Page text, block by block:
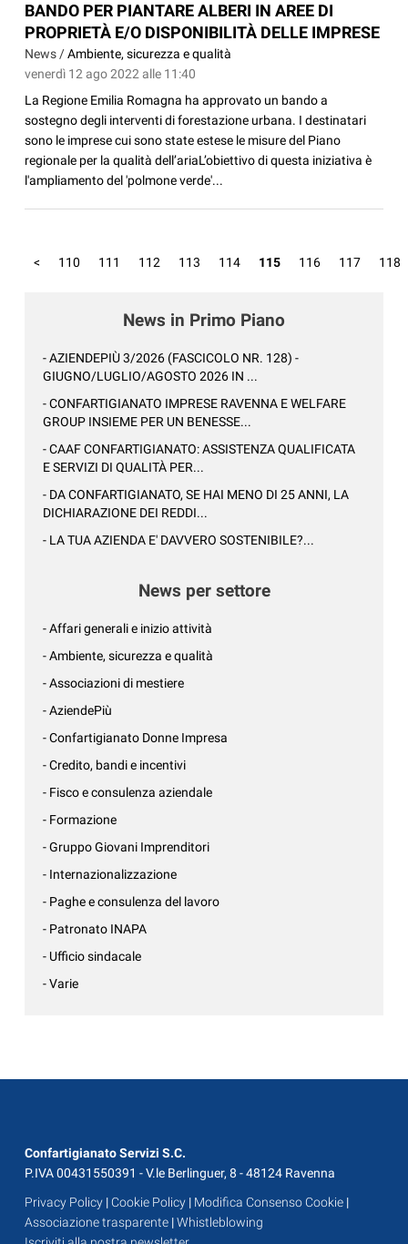
BANDO PER PIANTARE ALBERI IN AREE DI
PROPRIETÀ E/O DISPONIBILITÀ DELLE IMPRESE
News /Ambiente, sicurezza e qualità
venerdì 12 ago 2022 alle 11:40
La Regione Emilia Romagna ha approvato un bando a
sostegno degli interventi di forestazione urbana. I destinatari
sono le imprese cui sono state estese le misure del Piano
regionale per la qualità dell’ariaL’obiettivo di questa iniziativa è
l'ampliamento del 'polmone verde'...
< 110 111 112 113 114 115 116 117 118
News in Primo Piano
- AZIENDEPIÙ 3/2026 (FASCICOLO NR. 128) -
GIUGNO/LUGLIO/AGOSTO 2026 IN ...
- CONFARTIGIANATO IMPRESE RAVENNA E WELFARE
GROUP INSIEME PER UN BENESSE...
- CAAF CONFARTIGIANATO: ASSISTENZA QUALIFICATA
E SERVIZI DI QUALITÀ PER...
- DA CONFARTIGIANATO, SE HAI MENO DI 25 ANNI, LA
DICHIARAZIONE DEI REDDI...
- LA TUA AZIENDA E' DAVVERO SOSTENIBILE?...
News per settore
- Affari generali e inizio attività
- Ambiente, sicurezza e qualità
- Associazioni di mestiere
- AziendePiù
- Confartigianato Donne Impresa
- Credito, bandi e incentivi
- Fisco e consulenza aziendale
- Formazione
- Gruppo Giovani Imprenditori
- Internazionalizzazione
- Paghe e consulenza del lavoro
- Patronato INAPA
- Ufficio sindacale
- Varie
Confartigianato Servizi S.C.
P.IVA 00431550391 - V.le Berlinguer, 8 - 48124 Ravenna
Privacy Policy |Cookie Policy | Modifica Consenso Cookie |
Associazione trasparente |Whistleblowing